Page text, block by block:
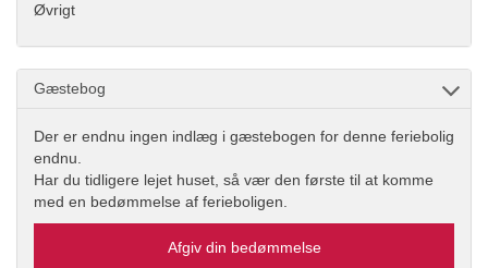
Øvrigt
Gæstebog
Der er endnu ingen indlæg i gæstebogen for denne feriebolig
endnu.
Har du tidligere lejet huset, så vær den første til at komme
med en bedømmelse af ferieboligen.
Afgiv din bedømmelse